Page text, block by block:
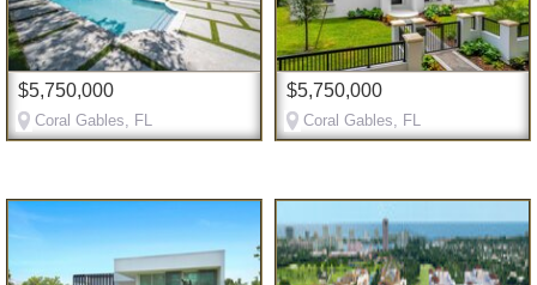
$5,750,000
Coral Gables, FL
$5,750,000
Coral Gables, FL